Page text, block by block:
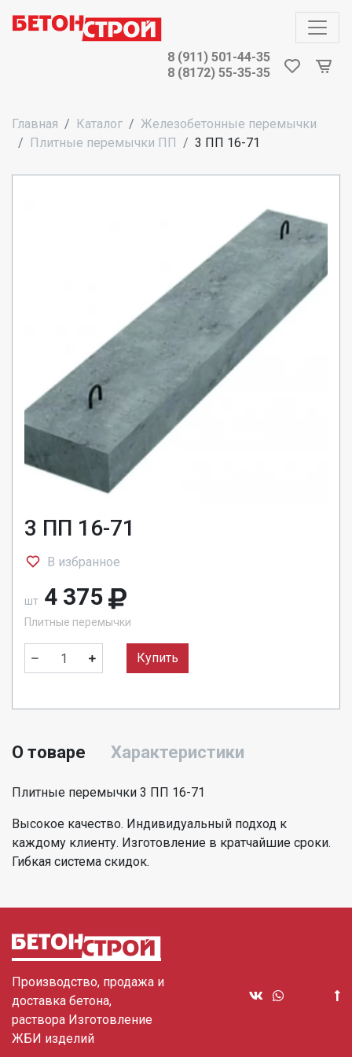
8 (911) 501-44-35
8 (8172) 55-35-35
Главная Каталог
Железобетонные перемычки
Плитные перемычки ПП
3 ПП 16-71
3 ПП 16-71
В избранное
шт 4 375
Плитные перемычки
Купить
О товаре Характеристики
Плитные перемычки 3 ПП 16-71
Высокое качество. Индивидуальный подход к
каждому клиенту. Изготовление в кратчайшие сроки.
Гибкая система скидок.
Производство, продажа и
доставка бетона,
раствора Изготовление
ЖБИ изделий